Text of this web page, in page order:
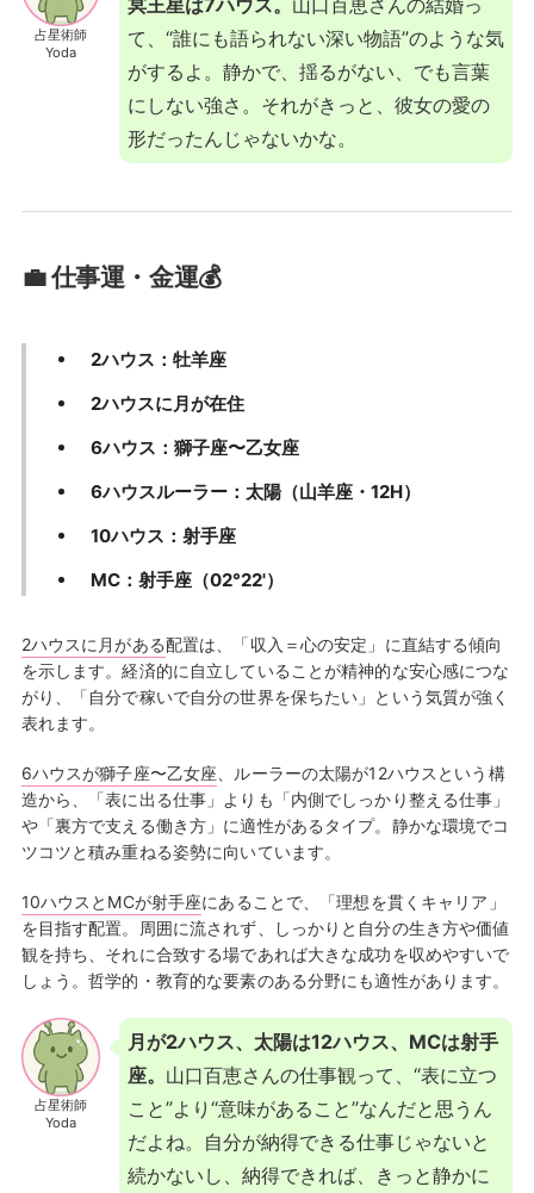
占星術師
Yoda
冥王星は7ハウス。 山口百恵さんの結婚っ
て、“誰にも語られない深い物語”のような気
がするよ。静かで、揺るがない、でも言葉
にしない強さ。それがきっと、彼女の愛の
形だったんじゃないかな。
💼 仕事運・金運💰
2ハウス：牡羊座
2ハウスに月が在住
6ハウス：獅子座〜乙女座
6ハウスルーラー：太陽（山羊座・12H）
10ハウス：射手座
MC：射手座（02°22'）
2ハウスに月がある配置は、「収入＝心の安定」に直結する傾向
を示します。経済的に自立していることが精神的な安心感につな
がり、「自分で稼いで自分の世界を保ちたい」という気質が強く
表れます。
6ハウスが獅子座〜乙女座 、ルーラーの太陽が12ハウスという構
造から、「表に出る仕事」よりも「内側でしっかり整える仕事」
や「裏方で支える働き方」に適性があるタイプ。静かな環境でコ
ツコツと積み重ねる姿勢に向いています。
10ハウスとMCが射手座にあることで、「理想を貫くキャリア」
を目指す配置。周囲に流されず、しっかりと自分の生き方や価値
観を持ち、それに合致する場であれば大きな成功を収めやすいで
しょう。哲学的・教育的な要素のある分野にも適性があります。
占星術師
Yoda
月が2ハウス、太陽は12ハウス、MCは射手
座。 山口百恵さんの仕事観って、“表に立つ
こと”より“意味があること”なんだと思うん
だよね。自分が納得できる仕事じゃないと
続かないし、納得できれば、きっと静かに